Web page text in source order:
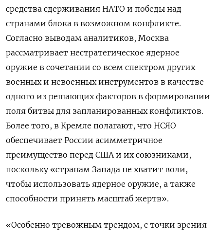
средства сдерживания НАТО и победы над
странами блока в возможном конфликте.
Согласно выводам аналитиков, Москва
рассматривает нестратегическое ядерное
оружие в сочетании со всем спектром других
военных и невоенных инструментов в качестве
одного из решающих факторов в формировании
поля битвы для запланированных конфликтов.
Более того, в Кремле полагают, что НСЯО
обеспечивает России асимметричное
преимущество перед США и их союзниками,
поскольку «странам Запада не хватит воли,
чтобы использовать ядерное оружие, а также
способности принять масштаб жертв».
«Особенно тревожным трендом, с точки зрения